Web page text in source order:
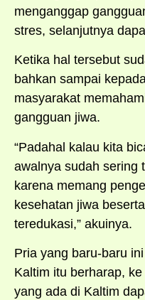
menganggap
stres, selanjutnya
Ketika hal tersebut
bahkan sampai
masyarakat
gangguan jiwa.
“Padahal kalau kita
awalnya sudah sering
karena memang
kesehatan jiwa
teredukasi,” akuinya.
Pria yang baru-baru
Kaltim itu berharap,
yang ada di Kaltim